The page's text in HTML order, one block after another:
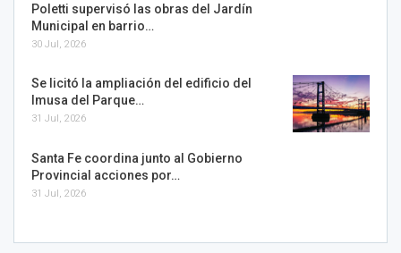
Poletti supervisó las obras del Jardín
Municipal en barrio…
30 Jul, 2026
Se licitó la ampliación del edificio del
Imusa del Parque…
31 Jul, 2026
Santa Fe coordina junto al Gobierno
Provincial acciones por…
31 Jul, 2026